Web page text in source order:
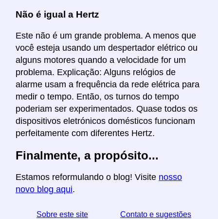
Não é igual a Hertz
Este não é um grande problema. A menos que
você esteja usando um despertador elétrico ou
alguns motores quando a velocidade for um
problema. Explicação: Alguns relógios de
alarme usam a frequência da rede elétrica para
medir o tempo. Então, os turnos do tempo
poderiam ser experimentados. Quase todos os
dispositivos eletrónicos domésticos funcionam
perfeitamente com diferentes Hertz.
Finalmente, a propósito...
Estamos reformulando o blog! Visite nosso
novo blog aqui.
Sobre este site Contato e sugestões